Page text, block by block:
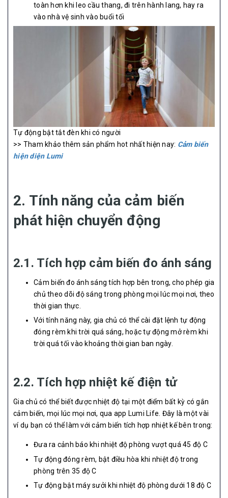
toàn hơn khi leo cầu thang, đi trên hành lang, hay ra
vào nhà vệ sinh vào buổi tối
Tự động bật tắt đèn khi có người
>> Tham khảo thêm sản phẩm hot nhất hiện nay: Cảm biến
hiện diện Lumi
2. Tính năng của cảm biến
phát hiện chuyển động
2.1. Tích hợp cảm biến đo ánh sáng
Cảm biến đo ánh sáng tích hợp bên trong, cho phép gia
chủ theo dõi độ sáng trong phòng mọi lúc mọi nơi, theo
thời gian thực.
Với tính năng này, gia chủ có thể cài đặt lệnh tự động
đóng rèm khi trời quá sáng, hoặc tự động mở rèm khi
trời quá tối vào khoảng thời gian ban ngày.
2.2. Tích hợp nhiệt kế điện tử
Gia chủ có thể biết được nhiệt độ tại một điểm bất kỳ có gắn
cảm biến, mọi lúc mọi nơi, qua app Lumi Life. Đây là một vài
ví dụ bạn có thể làm với cảm biến tích hợp nhiệt kế bên trong:
Đưa ra cảnh báo khi nhiệt độ phòng vượt quá 45 độ C
Tự động đóng rèm, bật điều hòa khi nhiệt độ trong
phòng trên 35 độ C
Tự động bật máy sưởi khi nhiệt độ phòng dưới 18 độ C